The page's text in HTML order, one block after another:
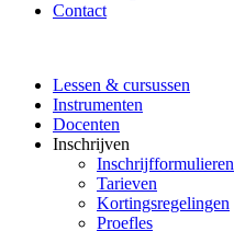
Contact
Lessen & cursussen
Instrumenten
Docenten
Inschrijven
Inschrijfformulieren
Tarieven
Kortingsregelingen
Proefles